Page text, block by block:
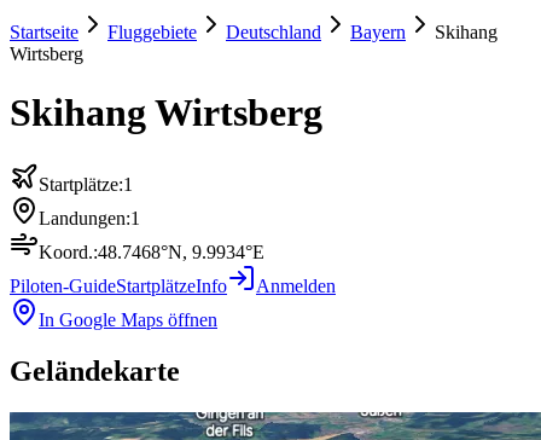
Startseite Fluggebiete Deutschland Bayern
Skihang
Wirtsberg
Skihang Wirtsberg
Startplätze:1
Landungen:1
Koord.:48.7468°N, 9.9934°E
Piloten-GuideStartplätzeInfo
Anmelden
In Google Maps öffnen
Geländekarte